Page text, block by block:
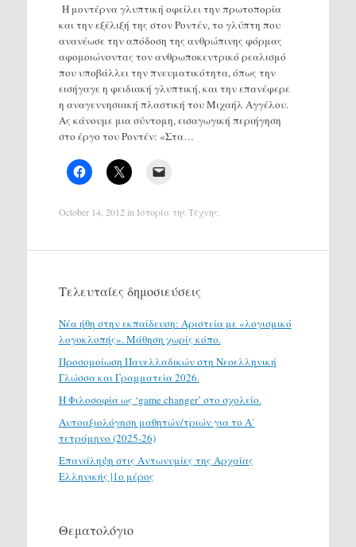
Η μοντέρνα γλυπτική οφείλει την πρωτοπορία
και την εξέλιξή της στον Ροντέν, το γλύπτη που
ανανέωσε την απόδοση της ανθρώπινης φόρμας
αφομοιώνοντας τον ανθρωποκεντρικό ρεαλισμό
που υποβάλλει την πνευματικότητα, όπως την
εισήγαγε η φειδιακή γλυπτική, και την επανέφερε
η αναγεννησιακή πλαστική του Μιχαήλ Αγγέλου.
Ας κάνουμε μια σύντομη, εισαγωγική περιήγηση
στο έργο του Ροντέν: «Στα…
October 14, 2012 in Ιστορία της Τέχνης.
Τελευταίες δημοσιεύσεις
Νέα ήθη στην εκπαίδευση: Αριστεία με «λογισμικό
λογοκλοπής». Μάθηση χωρίς κόπο.
Προσομοίωση Πανελλαδικών στη Νεοελληνική
Γλώσσα και Γραμματεία 2026.
H Φιλοσοφία ως ‘game changer’ στο σχολείο.
Αυτοαξιολόγηση μαθητών/τριών για το Α΄
τετράμηνο (2025-26)
Επανάληψη στις Αντωνυμίες της Αρχαίας
Ελληνικής |1ο μέρος
Θεματολόγιο